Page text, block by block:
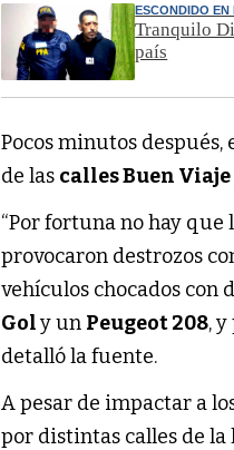
ESCONDIDO EN
Tranquilo
país
Pocos minutos
de las calles Buen
“Por fortuna no hay
provocaron destrozos
vehículos chocados con
Goly un Peugeot 208,
detalló la fuente.
A pesar de impactar a
por distintas calles de la